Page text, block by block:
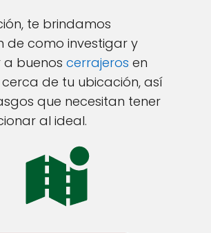
te brindamos
de como investigar y
a buenos cerrajeros en
de tu ubicación, así
que necesitan tener
al ideal.